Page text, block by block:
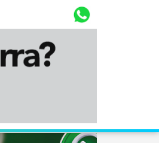
Diário Corumbaense